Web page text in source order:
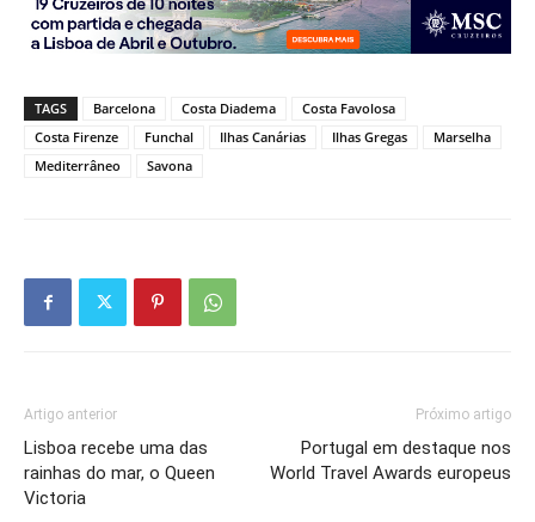
TAGS Barcelona Costa Diadema
Costa Favolosa
Costa Firenze
Funchal Ilhas Canárias Ilhas Gregas
Marselha
Mediterrâneo
Savona
Artigo anterior
Lisboa recebe uma das
rainhas do mar, o Queen
Victoria
Próximo artigo
Portugal em destaque nos
World Travel Awards europeus